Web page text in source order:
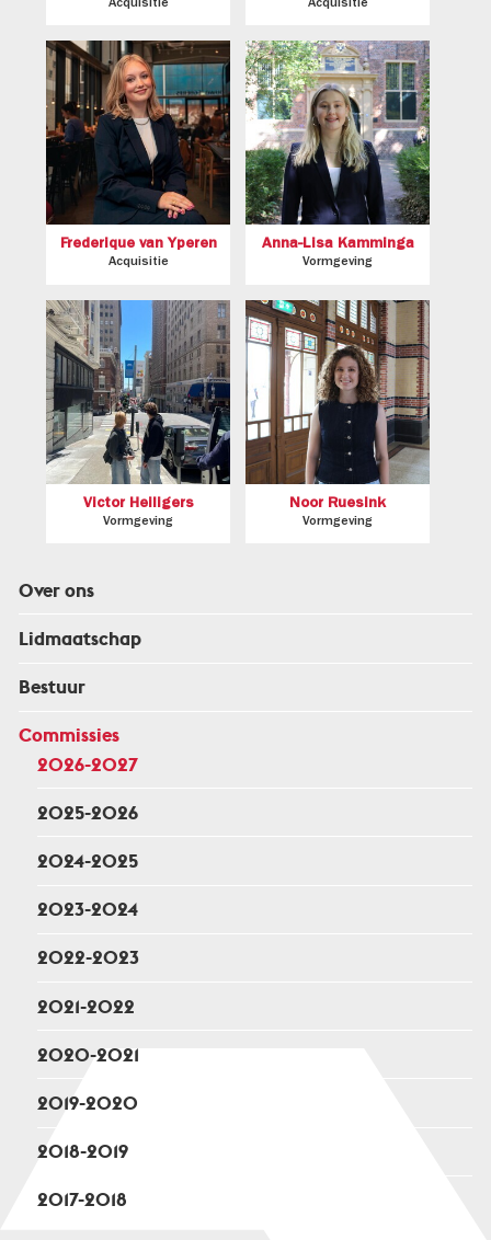
Over ons
Lidmaatschap
Bestuur
Commissies
2026-2027
2025-2026
2024-2025
2023-2024
2022-2023
2021-2022
2020-2021
2019-2020
2018-2019
2017-2018
Acquisitie Acquisitie
Frederique van Yperen
Acquisitie
Anna-Lisa Kamminga
Vormgeving
Victor Heiligers
Vormgeving
Noor Ruesink
Vormgeving